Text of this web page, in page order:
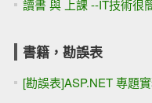
讀書 與 上課 --IT技術很
書籍，勘誤表
[勘誤表]ASP.NET 專題